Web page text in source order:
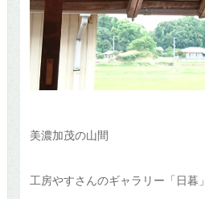
美濃加茂の山間
工房やすさんのギャラリー「日暮」